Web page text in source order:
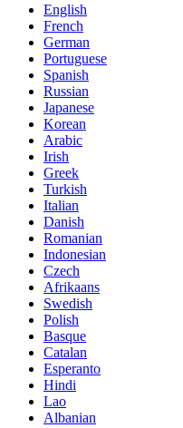
English
French
German
Portuguese
Spanish
Russian
Japanese
Korean
Arabic
Irish
Greek
Turkish
Italian
Danish
Romanian
Indonesian
Czech
Afrikaans
Swedish
Polish
Basque
Catalan
Esperanto
Hindi
Lao
Albanian